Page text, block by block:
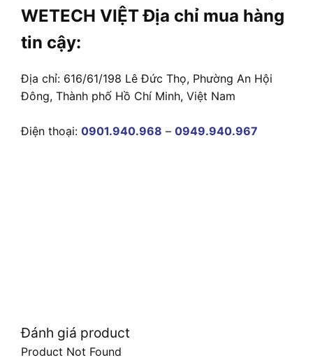
WETECH VIỆT Địa chỉ mua hàng
tin cậy:
Địa chỉ: 616/61/198 Lê Đức Thọ, Phường An Hội
Đông, Thành phố Hồ Chí Minh, Việt Nam
Điện thoại: 0901.940.968 – 0949.940.967
Đánh giá product
Product Not Found